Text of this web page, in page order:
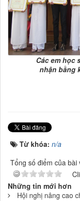
Các em học
nhận bằng
Từ khóa: n/a
Tổng số điểm của
Những tin mới hơn
Hội nghị nâng cao